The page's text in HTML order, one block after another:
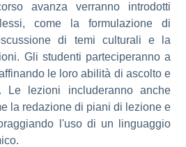
avanza verranno introdotti
come la formulazione di
di temi culturali e la
Gli studenti parteciperanno a
le loro abilità di ascolto e
Le lezioni includeranno anche
la redazione di piani di lezione e
l'uso di un linguaggio